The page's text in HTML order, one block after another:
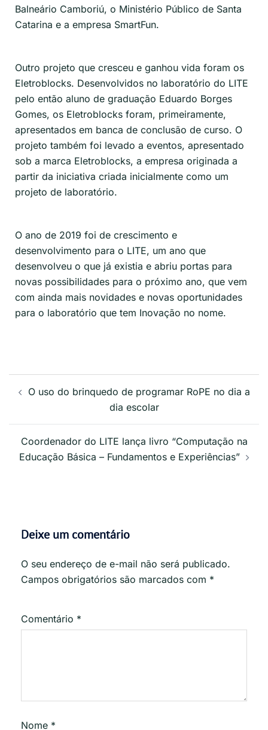
Balneário Camboriú, o Ministério Público de Santa
Catarina e a empresa SmartFun.
Outro projeto que cresceu e ganhou vida foram os
Eletroblocks. Desenvolvidos no laboratório do LITE
pelo então aluno de graduação Eduardo Borges
Gomes, os Eletroblocks foram, primeiramente,
apresentados em banca de conclusão de curso. O
projeto também foi levado a eventos, apresentado
sob a marca Eletroblocks, a empresa originada a
partir da iniciativa criada inicialmente como um
projeto de laboratório.
O ano de 2019 foi de crescimento e
desenvolvimento para o LITE, um ano que
desenvolveu o que já existia e abriu portas para
novas possibilidades para o próximo ano, que vem
com ainda mais novidades e novas oportunidades
para o laboratório que tem Inovação no nome.
O uso do brinquedo de programar RoPE no dia a
dia escolar
Coordenador do LITE lança livro “Computação na
Educação Básica – Fundamentos e Experiências”
Deixe um comentário
O seu endereço de e-mail não será publicado.
Campos obrigatórios são marcados com *
Comentário *
Nome *